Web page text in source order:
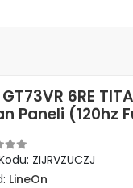
6RE
Paneli (120hz
ZIJRVZUCZJ
LineOn